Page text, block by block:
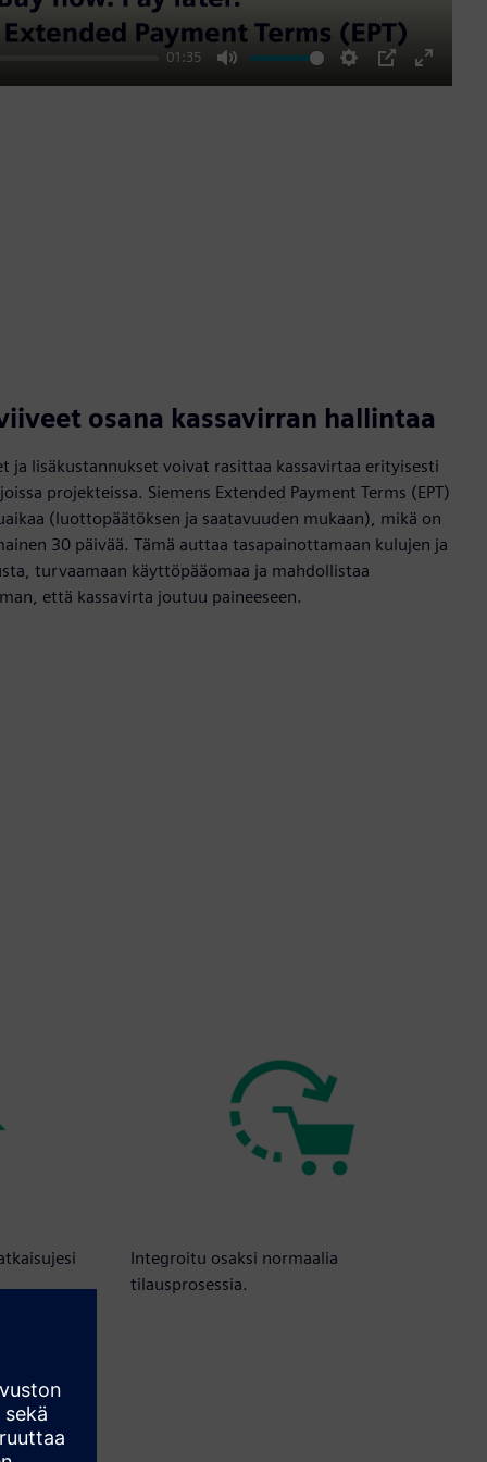
01:35
Mute Settings
PIP
Enter
osana kassavirran hallintaa
lisäkustannukset voivat rasittaa kassavirtaa erityisesti
projekteissa. Siemens Extended Payment Terms (EPT)
(luottopäätöksen ja saatavuuden mukaan), mikä on
30 päivää. Tämä auttaa tasapainottamaan kulujen ja
turvaamaan käyttöpääomaa ja mahdollistaa
että kassavirta joutuu paineeseen.
Integroitu osaksi normaalia
tilausprosessia.